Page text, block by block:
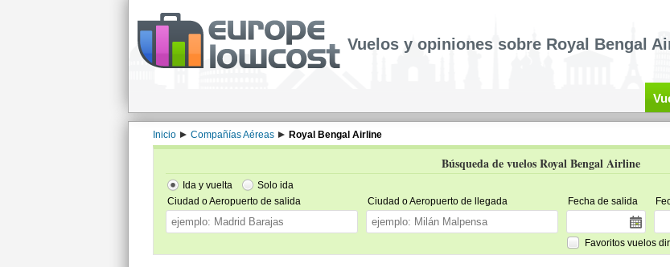
Vuelos y opiniones sobre Royal Bengal
Inicio Compañías Aéreas Royal Bengal Airline
Búsqueda de vuelos Royal Bengal Airline
Ida y vuelta
Solo ida
Ciudad o Aeropuerto de salida
Ciudad o Aeropuerto de llegada Fecha de salida
Favoritos vuelos